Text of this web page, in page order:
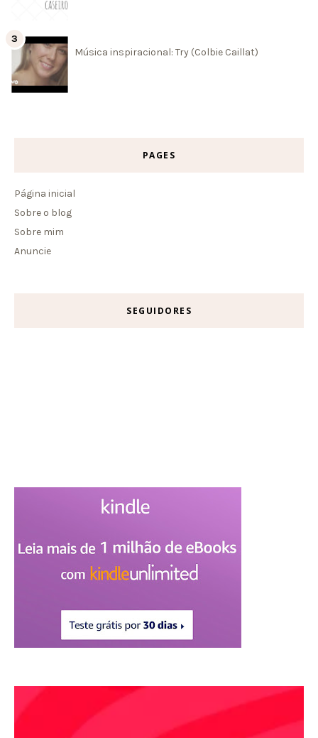
Música inspiracional: Try (Colbie Caillat)
PAGES
Página inicial
Sobre o blog
Sobre mim
Anuncie
SEGUIDORES